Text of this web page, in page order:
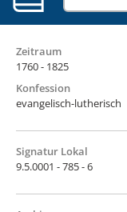
Zeitraum
1760 - 1825
Konfession
evangelisch-lutherisch
Signatur Lokal
9.5.0001 - 785 - 6